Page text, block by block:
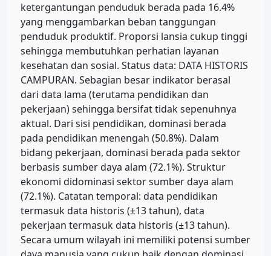
ketergantungan penduduk berada pada 16.4%
yang menggambarkan beban tanggungan
penduduk produktif. Proporsi lansia cukup tinggi
sehingga membutuhkan perhatian layanan
kesehatan dan sosial. Status data: DATA HISTORIS
CAMPURAN. Sebagian besar indikator berasal
dari data lama (terutama pendidikan dan
pekerjaan) sehingga bersifat tidak sepenuhnya
aktual. Dari sisi pendidikan, dominasi berada
pada pendidikan menengah (50.8%). Dalam
bidang pekerjaan, dominasi berada pada sektor
berbasis sumber daya alam (72.1%). Struktur
ekonomi didominasi sektor sumber daya alam
(72.1%). Catatan temporal: data pendidikan
termasuk data historis (±13 tahun), data
pekerjaan termasuk data historis (±13 tahun).
Secara umum wilayah ini memiliki potensi sumber